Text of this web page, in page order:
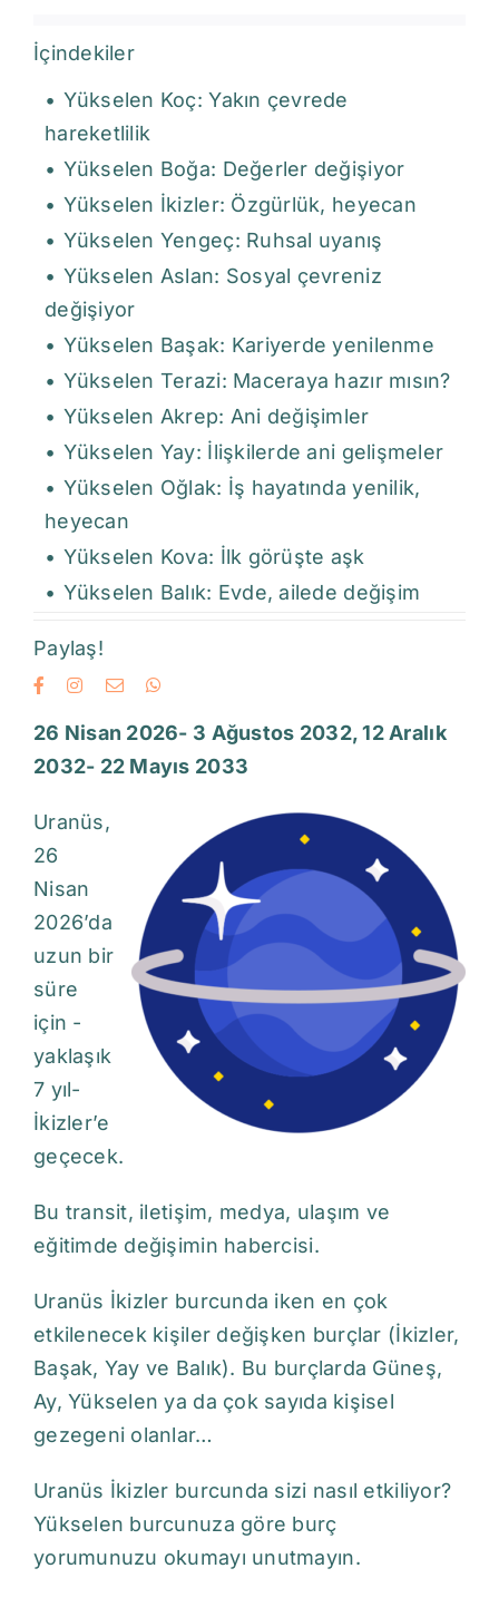
İçindekiler
Yükselen Koç: Yakın çevrede
hareketlilik
Yükselen Boğa: Değerler değişiyor
Yükselen İkizler: Özgürlük, heyecan
Yükselen Yengeç: Ruhsal uyanış
Yükselen Aslan: Sosyal çevreniz
değişiyor
Yükselen Başak: Kariyerde yenilenme
Yükselen Terazi: Maceraya hazır mısın?
Yükselen Akrep: Ani değişimler
Yükselen Yay: İlişkilerde ani gelişmeler
Yükselen Oğlak: İş hayatında yenilik,
heyecan
Yükselen Kova: İlk görüşte aşk
Yükselen Balık: Evde, ailede değişim
Paylaş!
26 Nisan 2026- 3 Ağustos 2032, 12 Aralık
2032- 22 Mayıs 2033
Uranüs,
26
Nisan
2026’da
uzun bir
süre
için -
yaklaşık
7 yıl-
İkizler’e
geçecek.
Bu transit, iletişim, medya, ulaşım ve
eğitimde değişimin habercisi.
Uranüs İkizler burcunda iken en çok
etkilenecek kişiler değişken burçlar (İkizler,
Başak, Yay ve Balık). Bu burçlarda Güneş,
Ay, Yükselen ya da çok sayıda kişisel
gezegeni olanlar…
Uranüs İkizler burcunda sizi nasıl etkiliyor?
Yükselen burcunuza göre burç
yorumunuzu okumayı unutmayın.